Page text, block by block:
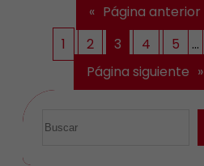
« Página anterior
1
2 3 4 5 …
Página siguiente »